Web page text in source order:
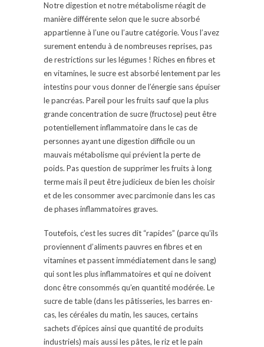
Notre digestion et notre métabolisme réagit de
manière différente selon que le sucre absorbé
appartienne à l’une ou l’autre catégorie. Vous l’avez
surement entendu à de nombreuses reprises, pas
de restrictions sur les légumes ! Riches en fibres et
en vitamines, le sucre est absorbé lentement par les
intestins pour vous donner de l’énergie sans épuiser
le pancréas. Pareil pour les fruits sauf que la plus
grande concentration de sucre (fructose) peut être
potentiellement inflammatoire dans le cas de
personnes ayant une digestion difficile ou un
mauvais métabolisme qui prévient la perte de
poids. Pas question de supprimer les fruits à long
terme mais il peut être judicieux de bien les choisir
et de les consommer avec parcimonie dans les cas
de phases inflammatoires graves.
Toutefois, c’est les sucres dit “rapides” (parce qu’ils
proviennent d’aliments pauvres en fibres et en
vitamines et passent immédiatement dans le sang)
qui sont les plus inflammatoires et qui ne doivent
donc être consommés qu’en quantité modérée. Le
sucre de table (dans les pâtisseries, les barres en-
cas, les céréales du matin, les sauces, certains
sachets d’épices ainsi que quantité de produits
industriels) mais aussi les pâtes, le riz et le pain